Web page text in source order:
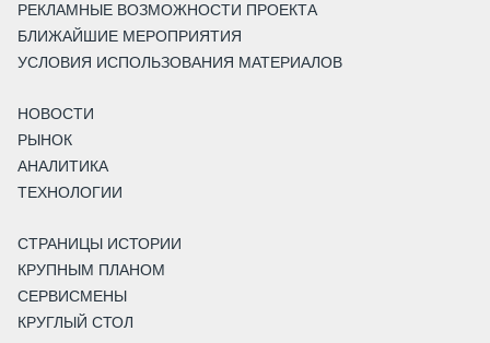
РЕКЛАМНЫЕ ВОЗМОЖНОСТИ ПРОЕКТА
БЛИЖАЙШИЕ МЕРОПРИЯТИЯ
УСЛОВИЯ ИСПОЛЬЗОВАНИЯ МАТЕРИАЛОВ
НОВОСТИ
РЫНОК
АНАЛИТИКА
ТЕХНОЛОГИИ
СТРАНИЦЫ ИСТОРИИ
КРУПНЫМ ПЛАНОМ
СЕРВИСМЕНЫ
КРУГЛЫЙ СТОЛ